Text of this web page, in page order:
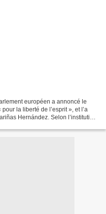
européen a annoncé le
la liberté de l’esprit », et l’a
Hernández. Selon l’institution